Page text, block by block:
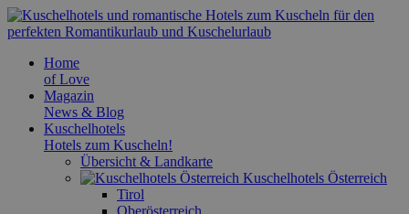
Home
of Love
Magazin
News & Blog
Kuschelhotels
Hotels zum Kuscheln!
Übersicht & Landkarte
Kuschelhotels Österreich
Tirol
Oberösterreich